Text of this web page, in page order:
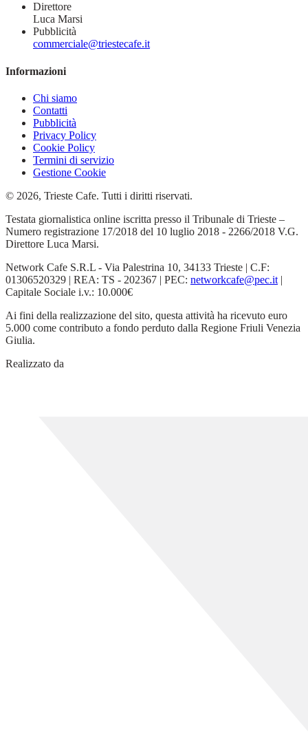
Direttore
Luca Marsi
Pubblicità
commerciale@triestecafe.it
Informazioni
Chi siamo
Contatti
Pubblicità
Privacy Policy
Cookie Policy
Termini di servizio
Gestione Cookie
© 2026, Trieste Cafe. Tutti i diritti riservati.
Testata giornalistica online iscritta presso il Tribunale di Trieste –
Numero registrazione 17/2018 del 10 luglio 2018 - 2266/2018 V.G.
Direttore Luca Marsi.
Network Cafe S.R.L - Via Palestrina 10, 34133 Trieste | C.F:
01306520329 | REA: TS - 202367 | PEC: networkcafe@pec.it |
Capitale Sociale i.v.: 10.000€
Ai fini della realizzazione del sito, questa attività ha ricevuto euro
5.000 come contributo a fondo perduto dalla Regione Friuli Venezia
Giulia.
Realizzato da